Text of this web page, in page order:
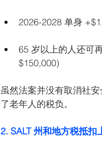
2026-2028 单身
65 岁以上的人还可
$150,000)
虽然法案并没有取消社
了老年人的税负。
2. SALT 州和地方税抵